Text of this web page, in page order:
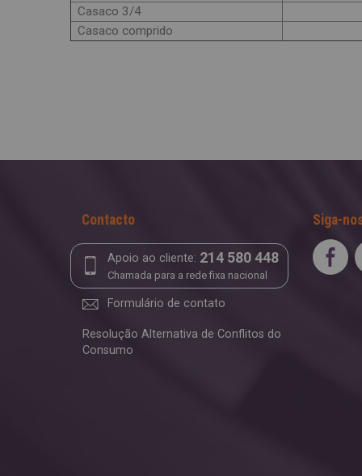
Casaco 3/4
Casaco comprido
Contacto
Apoio ao cliente: 214 580 448
Chamada para a rede fixa nacional
Formulário de contato
Resolução Alternativa de Conflitos do
Consumo
Siga-